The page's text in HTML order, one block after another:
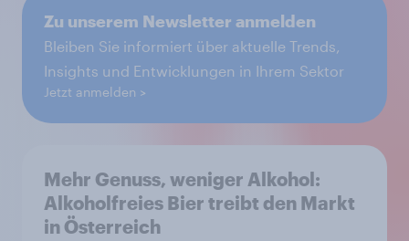
Zu unserem Newsletter anmelden
Bleiben Sie informiert über aktuelle Trends,
Insights und Entwicklungen in Ihrem Sektor
Jetzt anmelden
Mehr Genuss, weniger Alkohol:
Alkoholfreies Bier treibt den Markt
in Österreich